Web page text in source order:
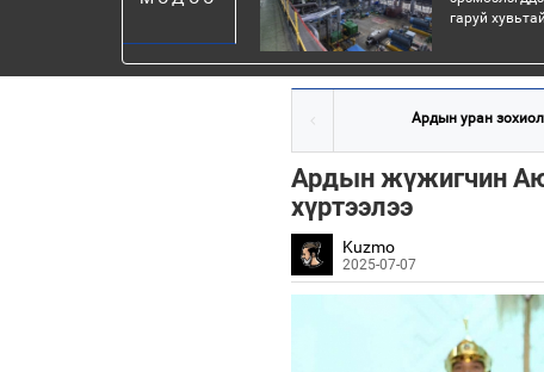
гаруй
Ардын уран
Ардын жүжигчин
хүртээлээ
Kuzmo
2025-07-07